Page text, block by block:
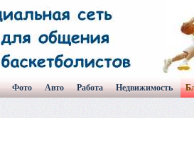
Фото Авто Работа Недвижимость